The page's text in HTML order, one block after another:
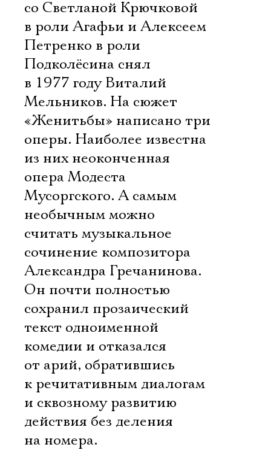
со Светланой Крючковой
в роли Агафьи и Алексеем
Петренко в роли
Подколёсина снял
в 1977 году Виталий
Мельников. На сюжет
«Женитьбы» написано три
оперы. Наиболее известна
из них неоконченная
опера Модеста
Мусоргского. А самым
необычным можно
считать музыкальное
сочинение композитора
Александра Гречанинова.
Он почти полностью
сохранил прозаический
текст одноименной
комедии и отказался
от арий, обратившись
к речитативным диалогам
и сквозному развитию
действия без деления
на номера.